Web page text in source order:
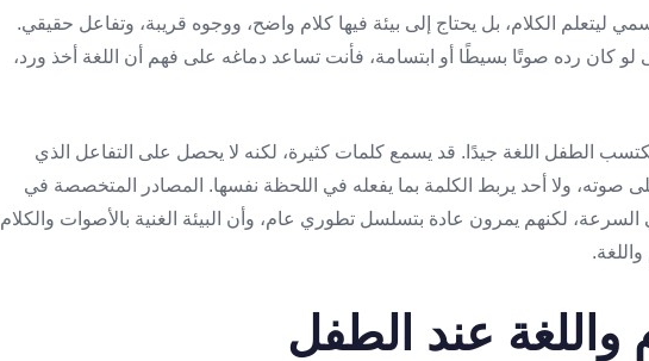
ليتعلم الكلام، بل يحتاج إلى بيئة فيها كلام واضح، ووجوه قريبة، وتفاعل حقيقي.
لو كان رده صوتًا بسيطًا أو ابتسامة، فأنت تساعد دماغه على فهم أن اللغة أخذ ورد،
الطفل اللغة جيدًا. قد يسمع كلمات كثيرة، لكنه لا يحصل على التفاعل الذي
صوته، ولا أحد يربط الكلمة بما يفعله في اللحظة نفسها. المصادر المتخصصة في
لكنهم يمرون عادة بتسلسل تطوري عام، وأن البيئة الغنية بالأصوات والكلام
واللغة عند الطفل